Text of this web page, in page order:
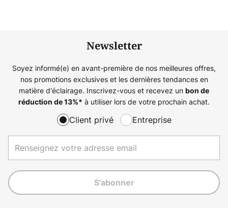
Newsletter
Soyez informé(e) en avant-première de nos meilleures offres,
nos promotions exclusives et les dernières tendances en
matière d'éclairage. Inscrivez-vous et recevez un bon de
réduction de13%* à utiliser lors de votre prochain achat.
Client privé Entreprise
S'abonner